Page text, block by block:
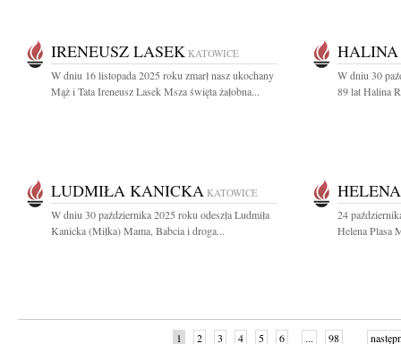
IRENEUSZ LASEK KATOWICE
W dniu 16 listopada 2025 roku zmarł nasz ukochany
Mąż i Tata Ireneusz Lasek Msza święta żałobna...
HALINA
W dniu 30
89 lat Halina
LUDMIŁA KANICKA KATOWICE
W dniu 30 października 2025 roku odeszła Ludmiła
Kanicka (Miłka) Mama, Babcia i droga...
24
Helena Plasa
1 2 3 4 5 6 ... 98